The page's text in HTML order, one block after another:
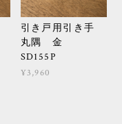
引き戸用引き手
丸隅 金
SD155P
¥3,960